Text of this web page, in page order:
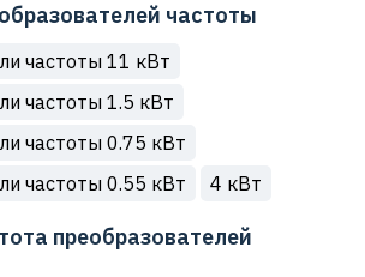
частоты
частоты 11 кВт
частоты 1.5 кВт
частоты 0.75 кВт
частоты 0.55 кВт
4 кВт
преобразователей